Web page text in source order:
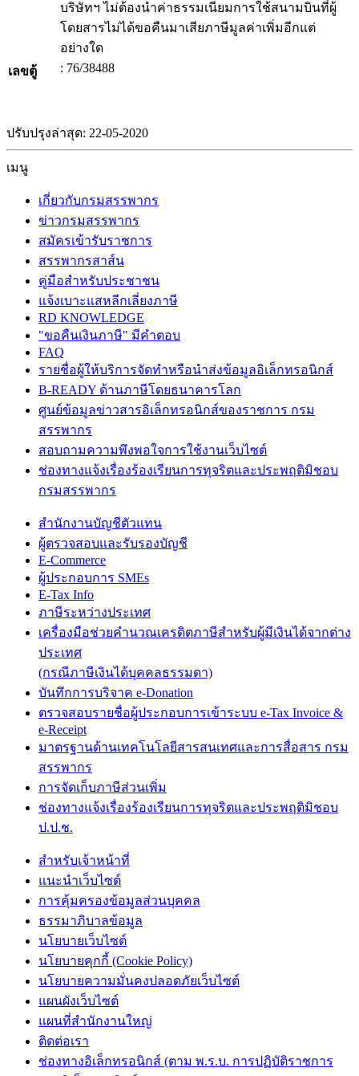
บริษัทฯ ไม่ต้องนำค่าธรรมเนียมการใช้สนามบินที่ผู้
โดยสารไม่ได้ขอคืนมาเสียภาษีมูลค่าเพิ่มอีกแต่
อย่างใด
เลขตู้
: 76/38488
ปรับปรุงล่าสุด: 22-05-2020
เมนู
เกี่ยวกับกรมสรรพากร
ข่าวกรมสรรพากร
สมัครเข้ารับราชการ
สรรพากรสาส์น
คู่มือสำหรับประชาชน
แจ้งเบาะแสหลีกเลี่ยงภาษี
RD KNOWLEDGE
"ขอคืนเงินภาษี" มีคำตอบ
FAQ
รายชื่อผู้ให้บริการจัดทำหรือนำส่งข้อมูลอิเล็กทรอนิกส์
B-READY ด้านภาษีโดยธนาคารโลก
ศูนย์ข้อมูลข่าวสารอิเล็กทรอนิกส์ของราชการ กรม
สรรพากร
สอบถามความพึงพอใจการใช้งานเว็บไซต์
ช่องทางแจ้งเรื่องร้องเรียนการทุจริตและประพฤติมิชอบ
กรมสรรพากร
สำนักงานบัญชีตัวแทน
ผู้ตรวจสอบและรับรองบัญชี
E-Commerce
ผู้ประกอบการ SMEs
E-Tax Info
ภาษีระหว่างประเทศ
เครื่องมือช่วยคำนวณเครดิตภาษีสำหรับผู้มีเงินได้จากต่าง
ประเทศ
(กรณีภาษีเงินได้บุคคลธรรมดา)
บันทึกการบริจาค e-Donation
ตรวจสอบรายชื่อผู้ประกอบการเข้าระบบ e-Tax Invoice &
e-Receipt
มาตรฐานด้านเทคโนโลยีสารสนเทศและการสื่อสาร กรม
สรรพากร
การจัดเก็บภาษีส่วนเพิ่ม
ช่องทางแจ้งเรื่องร้องเรียนการทุจริตและประพฤติมิชอบ
ป.ป.ช.
สำหรับเจ้าหน้าที่
แนะนำเว็บไซต์
การคุ้มครองข้อมูลส่วนบุคคล
ธรรมาภิบาลข้อมูล
นโยบายเว็บไซต์
นโยบายคุกกี้ (Cookie Policy)
นโยบายความมั่นคงปลอดภัยเว็บไซต์
แผนผังเว็บไซต์
แผนที่สำนักงานใหญ่
ติดต่อเรา
ช่องทางอิเล็กทรอนิกส์ (ตาม พ.ร.บ. การปฏิบัติราชการ